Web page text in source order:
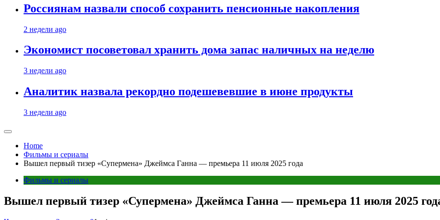
Россиянам назвали способ сохранить пенсионные накопления
2 недели ago
Экономист посоветовал хранить дома запас наличных на неделю
3 недели ago
Аналитик назвала рекордно подешевевшие в июне продукты
3 недели ago
Home
Фильмы и сериалы
Вышел первый тизер «Супермена» Джеймса Ганна — премьера 11 июля 2025 года
Фильмы и сериалы
Вышел первый тизер «Супермена» Джеймса Ганна — премьера 11 июля 2025